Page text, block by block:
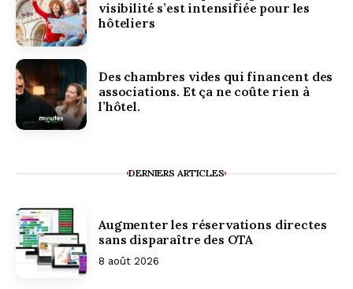
visibilité s’est intensifiée pour les
hôteliers
Des chambres vides qui financent des
associations. Et ça ne coûte rien à
l’hôtel.
DERNIERS ARTICLES
Augmenter les réservations directes
sans disparaître des OTA
8 août 2026